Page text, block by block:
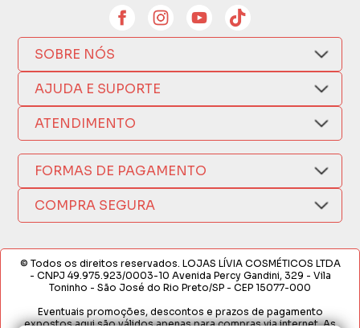
SOBRE NÓS
Quem Somos
Compra Segura
Como Comprar
Nossas Lojas
Política de Privacidade
AJUDA E SUPORTE
Nosso Aplicativo
Trocas e Devoluções
Formas de Pagamento
Fretes e Entregas
Fabricantes
Termos de Compra e Venda
ATENDIMENTO
Fale por WhatsApp
(17) 3209-9595
sacweb@lojaslivia.com.br
FORMAS DE PAGAMENTO
COMPRA SEGURA
© Todos os direitos reservados. LOJAS LÍVIA COSMÉTICOS LTDA
- CNPJ 49.975.923/0003-10 Avenida Percy Gandini, 329 - Vila
Toninho - São José do Rio Preto/SP - CEP 15077-000
Eventuais promoções, descontos e prazos de pagamento
expostos aqui são válidos apenas para compras via internet. As